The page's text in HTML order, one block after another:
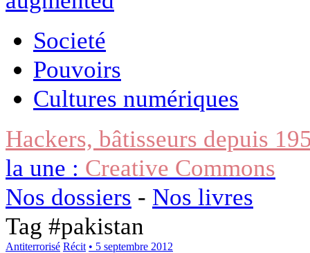
Societé
Pouvoirs
Cultures numériques
Hackers, bâtisseurs depuis
la une : Creative Commons
Nos dossiers - Nos livres
Tag #pakistan
Antiterrorisé Récit • 5 septembre 2012